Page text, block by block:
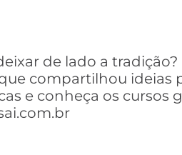
de lado a
compartilhou ideias
e conheça os cursos